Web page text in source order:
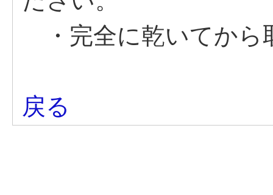
・完全に乾いてから
戻る